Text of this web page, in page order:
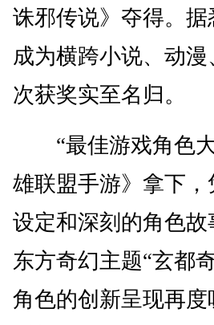
诛邪传说》夺得。
成为横跨小说、动
次获奖实至名归。
“最佳游戏角色大
雄联盟手游》拿下
设定和深刻的角色
东方奇幻主题“玄都
角色的创新呈现再